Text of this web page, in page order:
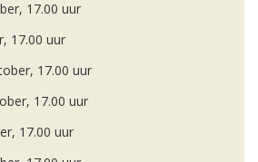
17.00 uur
17.00 uur
17.00 uur
17.00 uur
17.00 uur